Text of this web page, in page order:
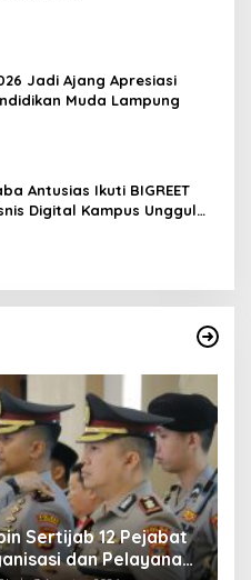
Jadi Ajang Apresiasi
Muda Lampung
Antusias Ikuti BIGREET
Digital Kampus Unggul
Deretan
Sertijab 12 Pejabat
dan Pelayanan